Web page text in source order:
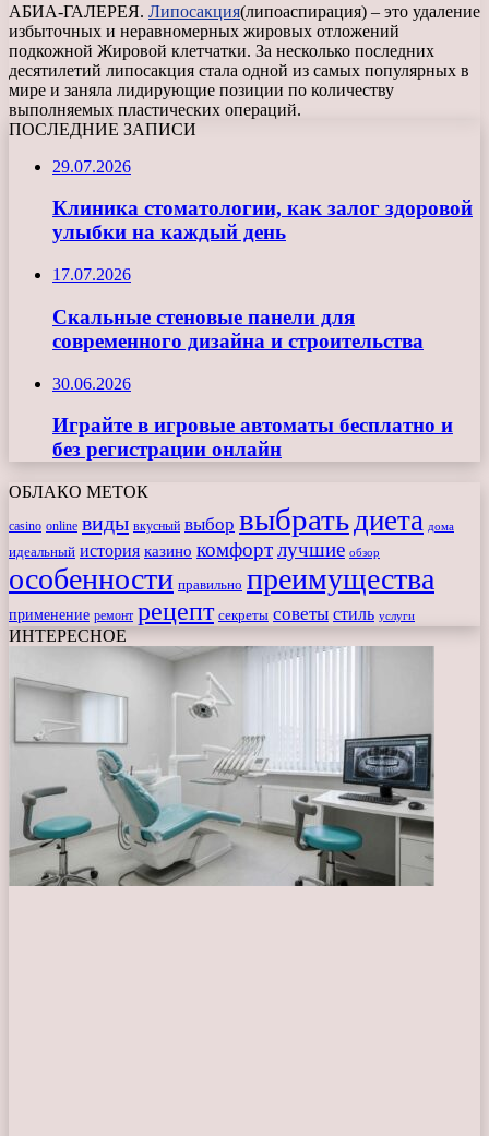
АБИА-ГАЛЕРЕЯ. Липосакция(липоаспирация) – это удаление
избыточных и неравномерных жировых отложений
подкожной Жировой клетчатки. За несколько последних
десятилетий липосакция стала одной из самых популярных в
мире и заняла лидирующие позиции по количеству
выполняемых пластических операций.
ПОСЛЕДНИЕ ЗАПИСИ
29.07.2026
Клиника стоматологии, как залог здоровой
улыбки на каждый день
17.07.2026
Скальные стеновые панели для
современного дизайна и строительства
30.06.2026
Играйте в игровые автоматы бесплатно и
без регистрации онлайн
ОБЛАКО МЕТОК
casino online виды вкусный выбор выбратьдиета дома
идеальный история казино комфортлучшие обзор
особенности правильно преимущества
применение ремонт рецепт секреты советы стиль услуги
ИНТЕРЕСНОЕ